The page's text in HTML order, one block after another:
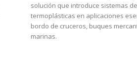
solución que introduce sistemas
termoplásticas en aplicaciones
bordo de cruceros, buques
marinas.